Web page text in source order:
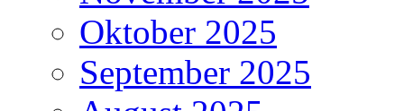
Oktober 2025
September 2025